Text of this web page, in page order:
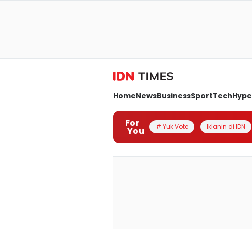
HomeNewsBusinessSportTechHype
For
You # Yuk Vote Iklanin di IDN